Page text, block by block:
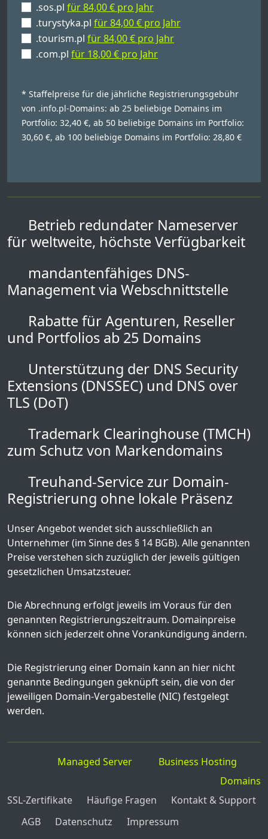
.sos.pl für 84,00 € pro Jahr
.turystyka.pl für 84,00 € pro Jahr
.tourism.pl für 84,00 € pro Jahr
.com.pl für 18,00 € pro Jahr
* Staffelpreise für die jährliche Registrierungsgebühr
von .info.pl-Domains: ab 25 beliebige Domains im
Portfolio: 32,40 €, ab 50 beliebige Domains im Portfolio:
30,60 €, ab 100 beliebige Domains im Portfolio: 28,80 €
Betrieb redundater Nameserver
für weltweite, höchste Verfügbarkeit
mandantenfähiges DNS-
Management via Webschnittstelle
Rabatte für Agenturen, Reseller
und Portfolios ab 25 Domains
Unterstützung der DNS Security
Extensions (DNSSEC) und DNS over
TLS (DoT)
Trademark Clearinghouse (TMCH)
zum Schutz von Markendomains
Treuhand-Service zur Domain-
Registrierung ohne lokale Präsenz
Unser Angebot wendet sich ausschließlich an
Unternehmer (im Sinne des § 14 BGB). Alle genannten
Preise verstehen sich zuzüglich der jeweils gültigen
gesetzlichen Umsatzsteuer.
Die Abrechnung erfolgt jeweils im Voraus für den
genannten Registrierungszeitraum. Domainpreise
können sich jederzeit ohne Vorankündigung ändern.
Die Registrierung einer Domain kann an hier nicht
genannte Bedingungen geknüpft sein, die von der
jeweiligen Domain-Vergabestelle (NIC) festgelegt
werden.
Managed Server
Business Hosting
Domains
SSL-Zertifikate
Häufige Fragen
Kontakt & Support
AGB
Datenschutz Impressum